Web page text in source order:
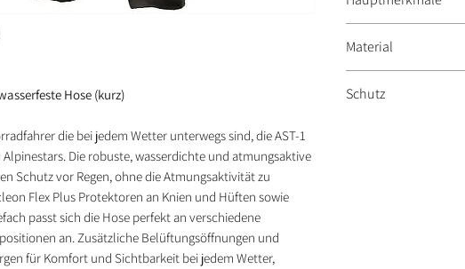
Hose (kurz)
die bei jedem Wetter unterwegs sind, die AST-1
Alpinestars. Die robuste, wasserdichte und atmungsaktive
Schutz vor Regen, ohne die Atmungsaktivität zu
Flex Plus Protektoren an Knien und Hüften sowie
passt sich die Hose perfekt an verschiedene
an. Zusätzliche Belüftungsöffnungen und
für Komfort und Sichtbarkeit bei jedem Wetter,
Verstellbares
Protektoren
Material
Robustes
Schutz